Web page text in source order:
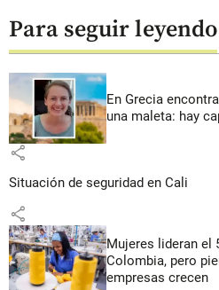
Para seguir leyendo
En Grecia
una maleta: hay
share
Situación de seguridad en Cali
share
Mujeres lideran el
Colombia, pero
empresas crecen